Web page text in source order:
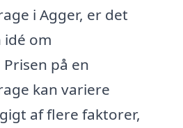
i Agger, er det
om
på en
kan variere
af flere faktorer,